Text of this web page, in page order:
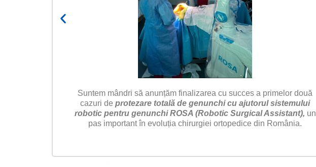
Suntem mândri să anunțăm finalizarea cu succes a primelor două
cazuri de protezare totală de genunchi cu ajutorul sistemului
robotic pentru genunchi ROSA (Robotic Surgical Assistant), un
pas important în evoluția chirurgiei ortopedice din România.